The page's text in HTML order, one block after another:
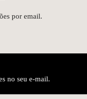
por email.
no seu e-mail.